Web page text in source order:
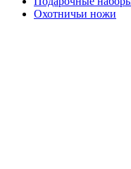
Охотничьи ножи